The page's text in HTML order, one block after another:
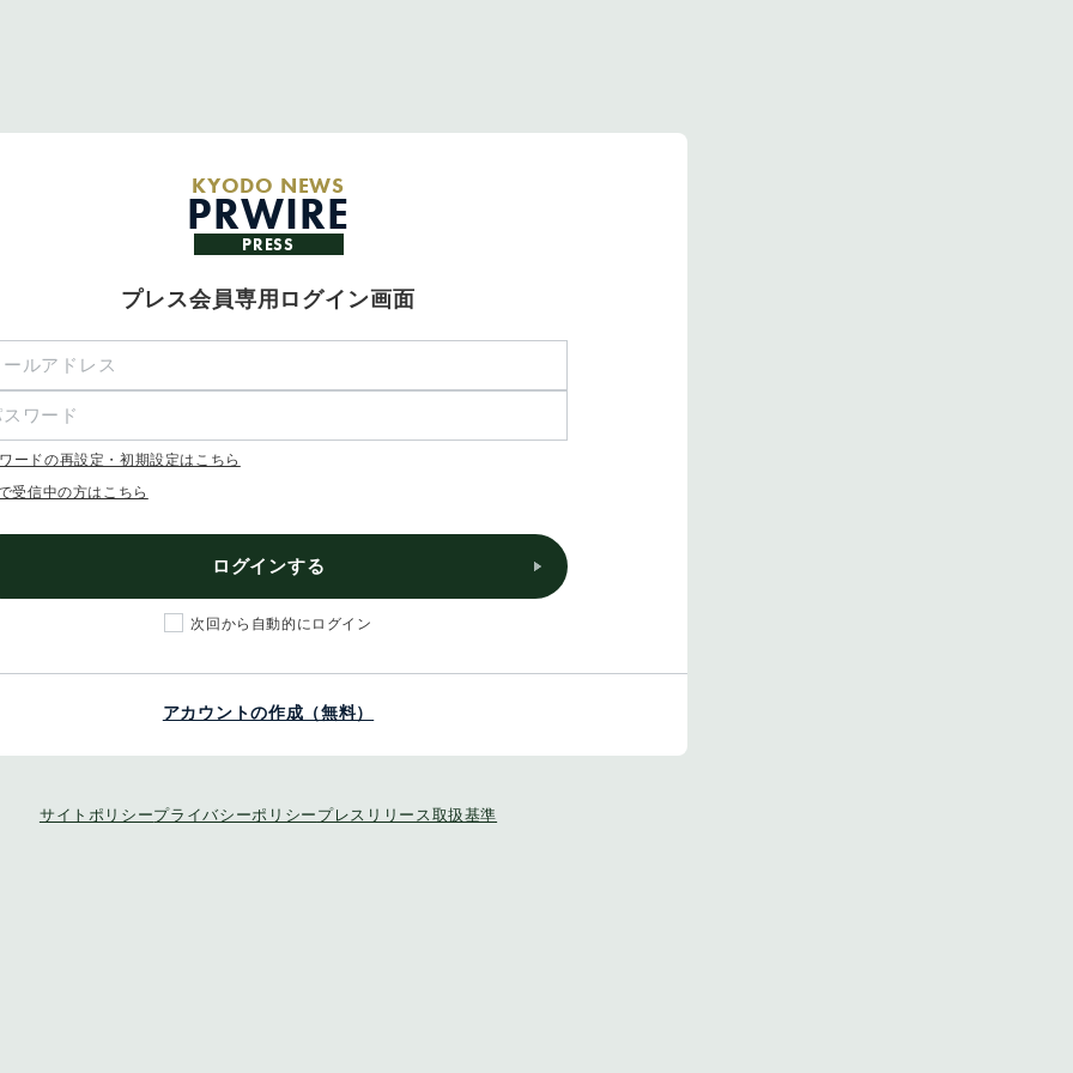
KYODO NEWS
PRWIRE
PRESS
プレス会員専用ログイン画面
ードの再設定・初期設定はこちら
受信中の方はこちら
ログインする
次回から自動的にログイン
アカウントの作成（無料）
サイトポリシープライバシーポリシー プレスリリース取扱基準